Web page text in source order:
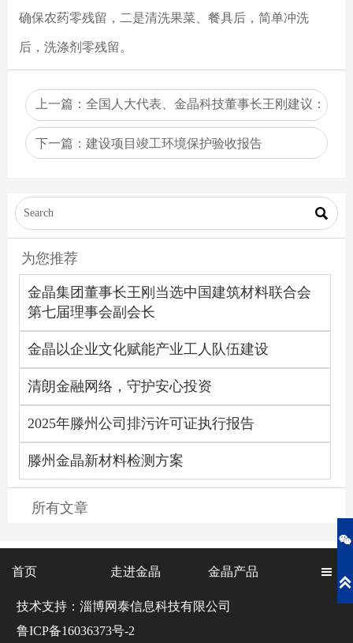
确保农药零残留，二是清洗果菜、餐具后，简单冲洗
后，洗涤剂零残留。
上一篇：全国人大代表、金晶科技董事长王刚建议：
全面推广应用高性能节能玻璃
下一篇：建设项目竣工环境保护验收报告

为您推荐
金晶集团董事长王刚当选中国建筑材料联合会
第七届理事会副会长
金晶以企业文化赋能产业工人队伍建设
清朗金融网络，守护安心投资
2025年滕州公司排污许可证执行报告
滕州金晶新材料检测方案
所有文章
首页 走进金晶 金晶产品 
技术支持：淄博网泰信息科技有限公司
鲁ICP备16036373号-2

